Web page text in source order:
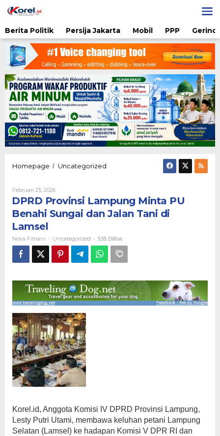
ke
Berita Politik
Persija Jakarta Mobil PPP
Homepage / Uncategorized
PU
Benahi
Sungai
Jalan
Tani
Lamsel
Februari 25, 2026Oleh
Fitriani
DPRD Provinsi Lampung Minta PU
Benahi Sungai dan Jalan Tani di
Lamsel
Nova Fitriani - Uncategorized - 538 Dilihat
Korel.id, Anggota Komisi IV DPRD Provinsi Lampung,
Lesty Putri Utami, membawa keluhan petani Lampung
Selatan (Lamsel) ke hadapan Komisi V DPR RI dan